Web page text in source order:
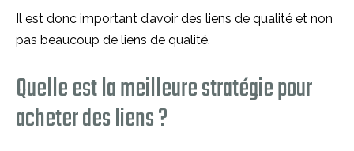
Il est donc important d’avoir des liens de qualité et non
pas beaucoup de liens de qualité.
Quelle est la meilleure stratégie pour
acheter des liens ?